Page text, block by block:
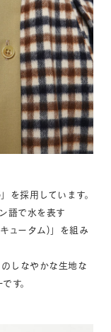
を採用しています。
語で水を表す
ュータム)」を組み
しなやかな生地な
す。